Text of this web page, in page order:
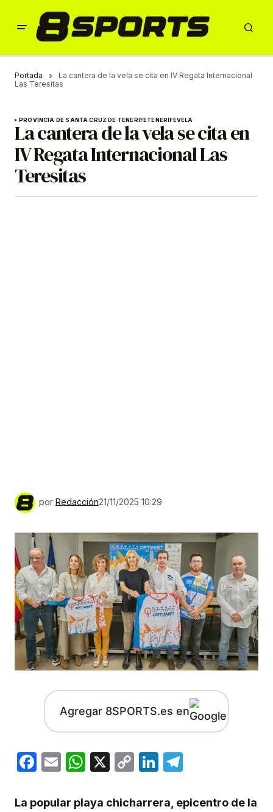
Portada
La cantera de la vela se cita en IV Regata Internacional
Las Teresitas
PROVINCIA DE SANTA CRUZ DE TENERIFETENERIFEVELA
La cantera de la vela se cita en
IV Regata Internacional Las
Teresitas
por Redacción21/11/2025 10:29
Agregar 8SPORTS.es en
Facebook
EmailWhatsApp
X
CopyLinkedIn
La popular playa chicharrera, epicentro de la